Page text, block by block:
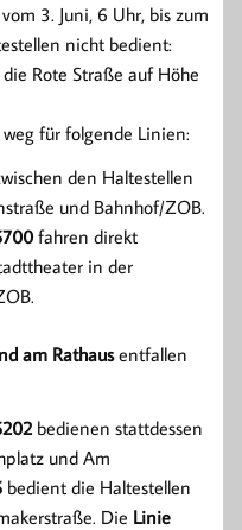
3. Juni, 6 Uhr, bis zum
nicht bedient:
Rote Straße auf Höhe
für folgende Linien:
den Haltestellen
und Bahnhof/ZOB.
fahren direkt
in der
am Rathausentfallen
bedienen stattdessen
und Am
bedient die Haltestellen
Die Linie